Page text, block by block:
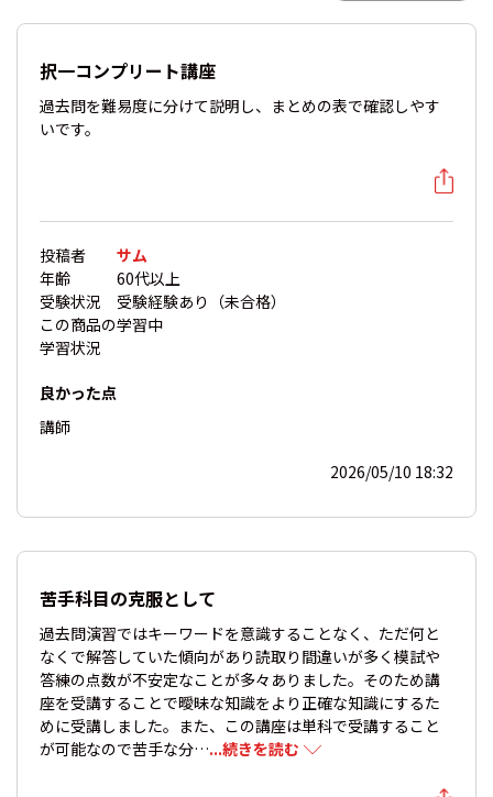
択一コンプリート講座
過去問を難易度に分けて説明し、まとめの表で確認しやす
いです。
投稿者
サム
年齢
60代以上
受験状況
受験経験あり（未合格）
この商品の
学習状況
学習中
良かった点
講師
2026/05/10 18:32
苦手科目の克服として
過去問演習ではキーワードを意識することなく、ただ何と
なくで解答していた傾向があり読取り間違いが多く模試や
答練の点数が不安定なことが多々ありました。そのため講
座を受講することで曖昧な知識をより正確な知識にするた
めに受講しました。また、この講座は単科で受講すること
が可能なので苦手な分…...続きを読む